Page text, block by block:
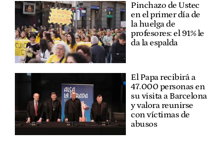
Pinchazo de Ustec
en el primer día de
la huelga de
profesores: el 91% le
da la espalda
El Papa recibirá a
47.000 personas en
su visita a Barcelona
y valora reunirse
con víctimas de
abusos